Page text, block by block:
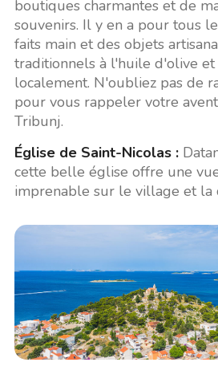
boutiques charmantes et de
souvenirs. Il y en a pour tous
faits main et des objets
traditionnels à l'huile d'olive
localement. N'oubliez pas de
pour vous rappeler votre
Tribunj.
Église de Saint-Nicolas :
cette belle église offre une
imprenable sur le village et la